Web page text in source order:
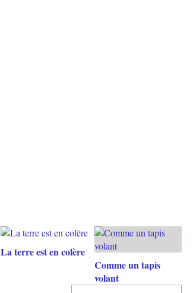
La terre est en colère
Comme un tapis
volant